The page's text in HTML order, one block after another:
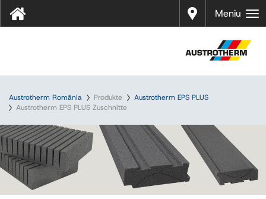
Distrib
uitori
Meniu
Austrotherm România Produkte
Austrotherm EPS PLUS
Austrotherm EPS PLUS Zuschnitte